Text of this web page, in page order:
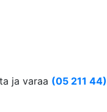
ja varaa (05 211 44)